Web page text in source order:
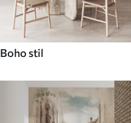
Boho stil